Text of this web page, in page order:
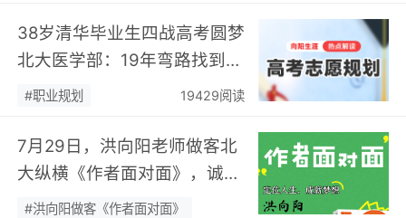
38岁清华毕业生四战高考圆梦
北大医学部：19年弯路找到终
身热爱，可幸又可惜！…
#职业规划 19429阅读
7月29日，洪向阳老师做客北
大纵横《作者面对面》，诚邀
您现场相聚！…
#洪向阳做客《作者面对面》